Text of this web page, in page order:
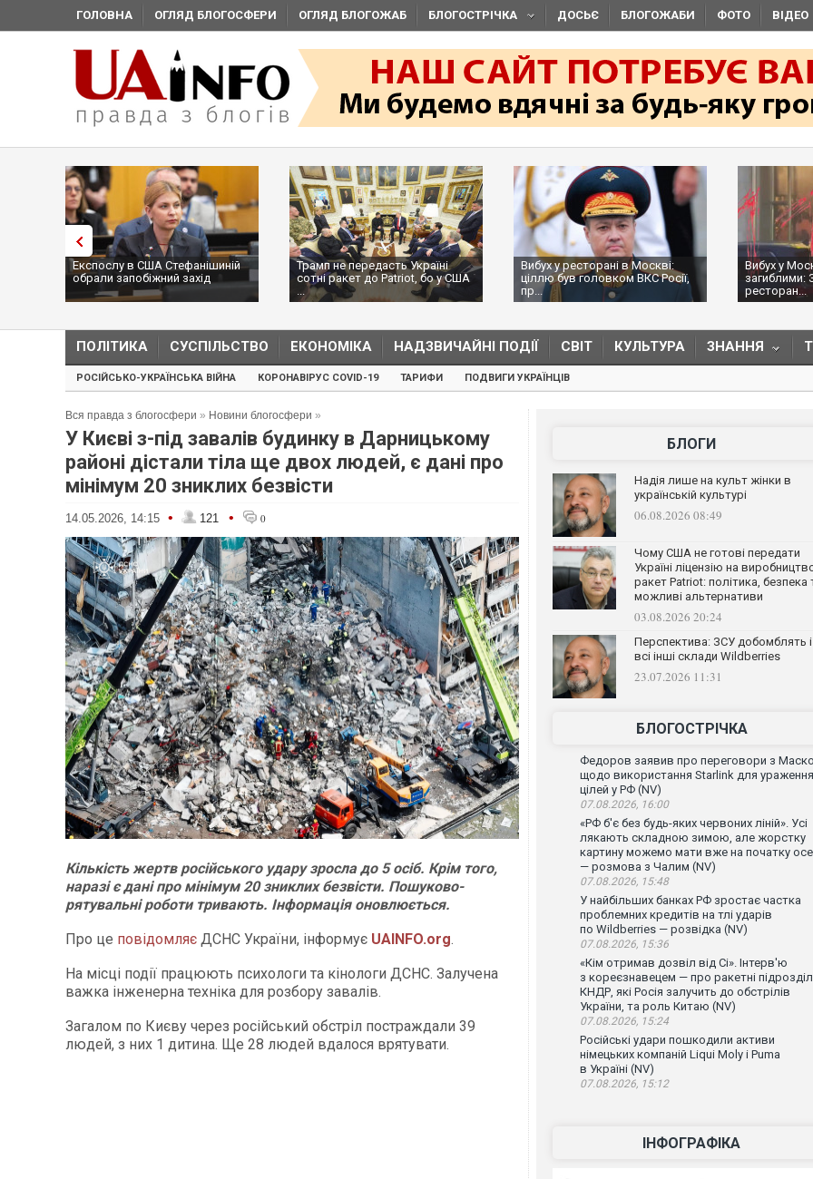
ГОЛОВНА ОГЛЯД БЛОГОСФЕРИ ОГЛЯД БЛОГОЖАБ БЛОГОСТРІЧКА ДОСЬЄ БЛОГОЖАБИ ФОТО ВІДЕО
Експослу в США Стефанішиній
обрали запобіжний захід
Трамп не передасть Україні
сотні ракет до Patriot, бо у США
...
Вибух у ресторані в Москві:
ціллю був головком ВКС Росії,
пр...
Вибух у
загиблими:
ресторан...
ПОЛІТИКА СУСПІЛЬСТВО ЕКОНОМІКА НАДЗВИЧАЙНІ ПОДІЇ СВІТ КУЛЬТУРА ЗНАННЯ
РОСІЙСЬКО-УКРАЇНСЬКА ВІЙНА КОРОНАВІРУС COVID-19 ТАРИФИ ПОДВИГИ УКРАЇНЦІВ
Вся правда з блогосфери » Новини блогосфери »
У Києві з-під завалів будинку в Дарницькому
районі дістали тіла ще двох людей, є дані про
мінімум 20 зниклих безвісти
14.05.2026, 14:15 • 121 • 0
Кількість жертв російського удару зросла до 5 осіб. Крім того,
наразі є дані про мінімум 20 зниклих безвісти. Пошуково-
рятувальні роботи тривають. Інформація оновлюється.
Про це повідомляє ДСНС України, інформує UAINFO.org.
На місці події працюють психологи та кінологи ДСНС. Залучена
важка інженерна техніка для розбору завалів.
Загалом по Києву через російський обстріл постраждали 39
людей, з них 1 дитина. Ще 28 людей вдалося врятувати.
БЛОГИ
Надія лише на культ жінки в
українській культурі
06.08.2026 08:49
Чому США не готові передати
Україні ліцензію на
ракет Patriot: політика, безпека
можливі альтернативи
03.08.2026 20:24
Перспектива: ЗСУ добомблять і
всі інші склади Wildberries
23.07.2026 11:31
БЛОГОСТРІЧКА
Федоров заявив про переговори з
щодо використання Starlink для ураження
цілей у РФ (NV)
07.08.2026, 16:00
«РФ б'є без будь-яких червоних ліній». Усі
лякають складною зимою, але жорстку
картину можемо мати вже на початку
— розмова з Чалим (NV)
07.08.2026, 15:48
У найбільших банках РФ зростає частка
проблемних кредитів на тлі ударів
по Wildberries — розвідка (NV)
07.08.2026, 15:36
«Кім отримав дозвіл від Сі». Інтерв'ю
з кореєзнавецем — про ракетні
КНДР, які Росія залучить до обстрілів
України, та роль Китаю (NV)
07.08.2026, 15:24
Російські удари пошкодили активи
німецьких компаній Liqui Moly і Puma
в Україні (NV)
07.08.2026, 15:12
ІНФОГРАФІКА